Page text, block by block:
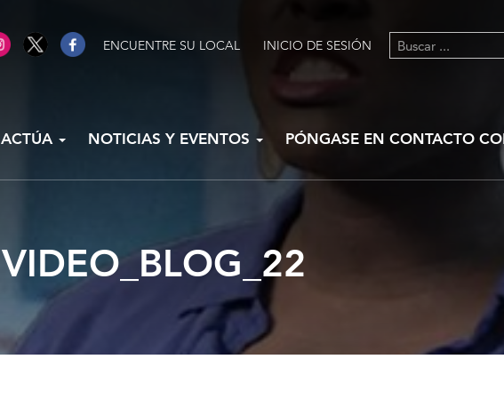
ENCUENTRE SU LOCAL INICIO DE SESIÓN
ACTÚA NOTICIAS Y EVENTOS PÓNGASE EN CONTACTO
VIDEO_BLOG_22